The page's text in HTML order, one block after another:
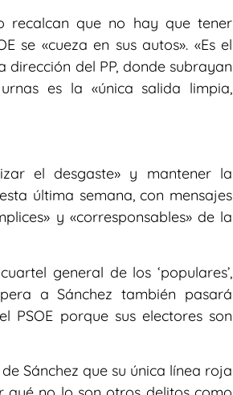
recalcan que no hay que tener
se «cueza en sus autos». «Es el
del PP, donde subrayan
es la «única salida limpia,
el desgaste» y mantener la
última semana, con mensajes
y «corresponsables» de la
general de los ‘populares’,
a Sánchez también pasará
porque sus electores son
Sánchez que su única línea roja